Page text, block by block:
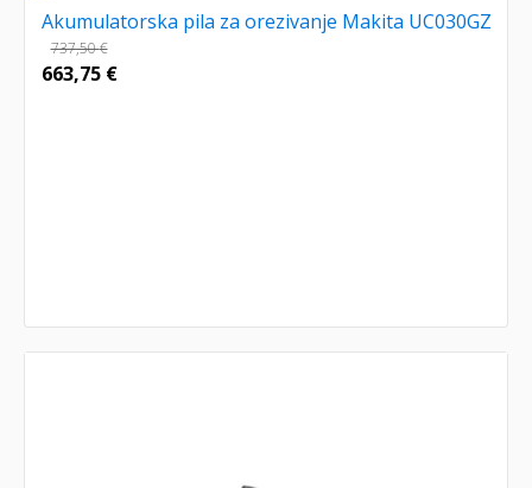
Akumulatorska pila za orezivanje Makita UC030GZ
737,50€
663,75 €